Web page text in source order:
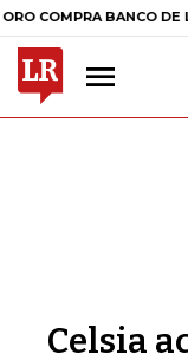
BANCO DE LA
Celsia